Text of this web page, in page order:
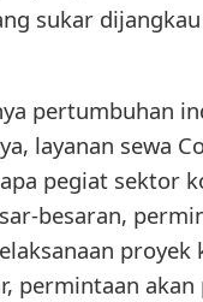
sukar
pertumbuhan
layanan sewa
pegiat sektor
besaran,
permintaan